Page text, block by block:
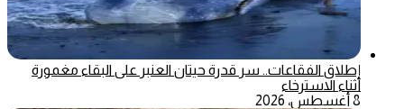
إطلاق الفقاعات.. سر قدرة حيتان العنبر على البقاء مغمورة
أثناء الاسترخاء
8 أغسطس، 2026